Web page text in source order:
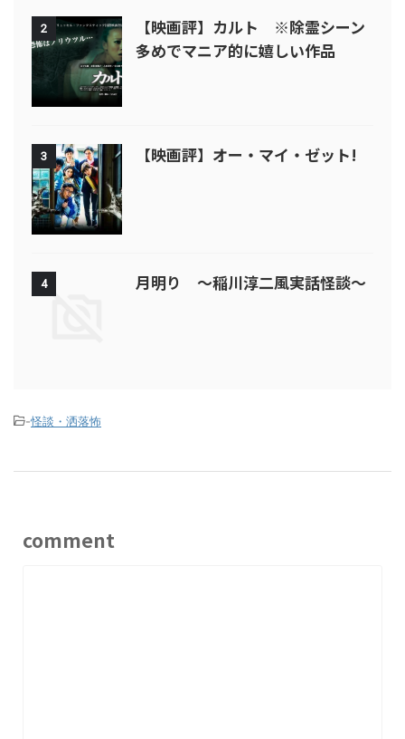
2
【映画評】カルト ※除霊シーン
多めでマニア的に嬉しい作品
3 【映画評】オー・マイ・ゼット!
4 月明り ～稲川淳二風実話怪談～
-怪談・洒落怖
comment